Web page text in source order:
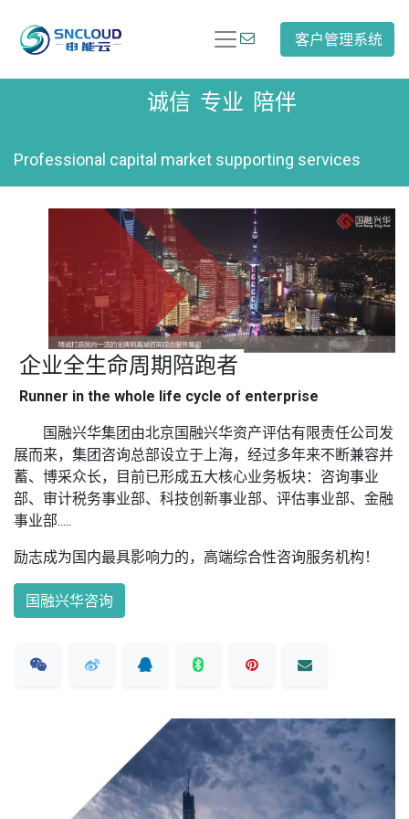
客户管理系统
诚信 专业 陪伴
Professional capital market supporting services
企业全生命周期陪跑者
Runner in the whole life cycle of enterprise
国融兴华集团由北京国融兴华资产评估有限责任公司发
展而来，集团咨询总部设立于上海，经过多年来不断兼容并
蓄、博采众长，目前已形成五大核心业务板块：咨询事业
部、审计税务事业部、科技创新事业部、评估事业部、金融
事业部.....
励志成为国内最具影响力的，高端综合性咨询服务机构！
国融兴华咨询